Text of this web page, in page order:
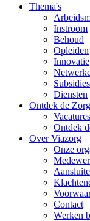
Thema's
Instroom
Behoud
Opleiden
Innovatie
Subsidies
Diensten
Ontdek de Zorg
Ontdek
Over Viazorg
Onze
Contact
Werken